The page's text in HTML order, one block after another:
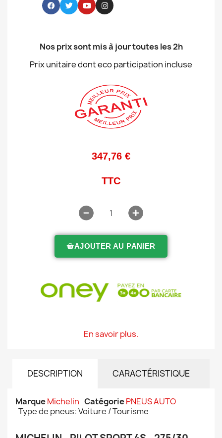
Nos prix sont mis à jour toutes les 2h
Prix unitaire dont eco participation incluse
347,76 €
TTC
AJOUTER AU PANIER
En savoir plus.
DESCRIPTION CARACTÉRISTIQUE
MarqueMichelin CatégoriePNEUS AUTO
Type de pneus: Voiture / Tourisme